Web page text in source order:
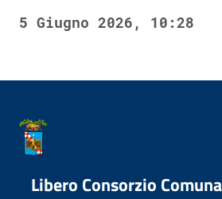
5 Giugno 2026, 10:28
Libero Consorzio